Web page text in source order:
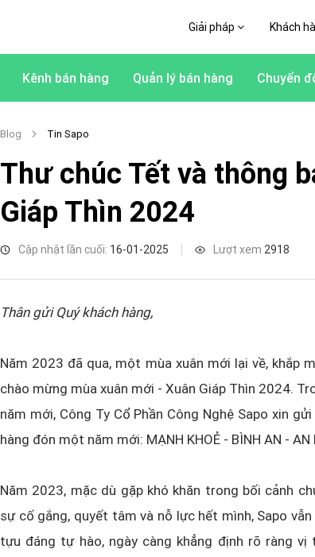
Giải pháp Khách
Kênh bán hàng Quản lý bán hàng Chuyển
Blog Tin Sapo
Thư chúc Tết và thông
Giáp Thìn 2024
Cập nhật lần cuối: 16-01-2025 Lượt xem 2918
Thân gửi Quý khách hàng,
Năm 2023 đã qua, một mùa xuân mới lại về, khắp
chào mừng mùa xuân mới - Xuân Giáp Thìn 2024.
năm mới, Công Ty Cổ Phần Công Nghệ Sapo xin
hàng đón một năm mới: MẠNH KHOẺ - BÌNH AN - AN
Năm 2023, mặc dù gặp khó khăn trong bối cảnh
sự cố gắng, quyết tâm và nỗ lực hết mình, Sapo
tựu đáng tự hào, ngày càng khẳng định rõ ràng vị